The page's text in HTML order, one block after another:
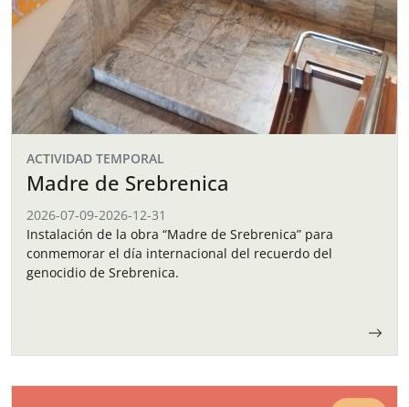
ACTIVIDAD TEMPORAL
Madre de Srebrenica
2026-07-09-2026-12-31
Instalación de la obra “Madre de Srebrenica” para
conmemorar el día internacional del recuerdo del
genocidio de Srebrenica.